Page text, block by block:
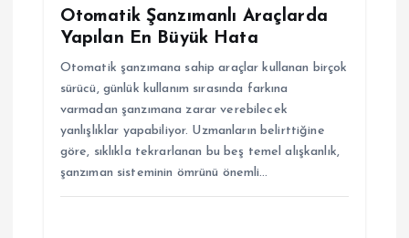
Otomatik Şanzımanlı Araçlarda
Yapılan En Büyük Hata
Otomatik şanzımana sahip araçlar kullanan birçok
sürücü, günlük kullanım sırasında farkına
varmadan şanzımana zarar verebilecek
yanlışlıklar yapabiliyor. Uzmanların belirttiğine
göre, sıklıkla tekrarlanan bu beş temel alışkanlık,
şanzıman sisteminin ömrünü önemli…